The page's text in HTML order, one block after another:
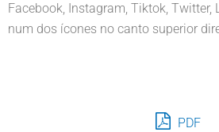
Facebook, Instagram, Tiktok, Twitter,
num dos ícones no canto superior
PDF